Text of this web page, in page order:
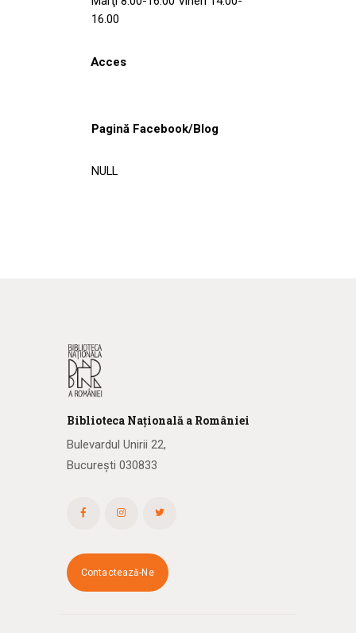
16.00
Acces
Pagină Facebook/Blog
NULL
Biblioteca Națională a României
Bulevardul Unirii 22,
București 030833
Contactează-Ne